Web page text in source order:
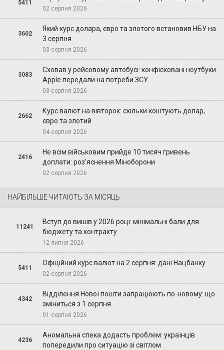
5411
02 серпня 2026
3602
Який курс долара, євро та злотого встановив НБУ на
3 серпня
03 серпня 2026
3083
Сховав у рейсовому автобусі: конфісковані ноутбуки
Apple передали на потреби ЗСУ
03 серпня 2026
2662
Курс валют на вівторок: скільки коштують долар,
євро та злотий
04 серпня 2026
2416
Не всім військовим прийде 10 тисяч гривень
доплати: роз’яснення Міноборони
02 серпня 2026
НАЙБІЛЬШЕ ЧИТАЮТЬ ЗА МІСЯЦЬ
11241
Вступ до вишів у 2026 році: мінімальні бали для
бюджету та контракту
12 липня 2026
5411
Офіційний курс валют на 2 серпня: дані Нацбанку
02 серпня 2026
4342
Відділення Нової пошти запрацюють по-новому: що
зміниться з 1 серпня
01 серпня 2026
4236
Аномальна спека додасть проблем: українців
попередили про ситуацію зі світлом